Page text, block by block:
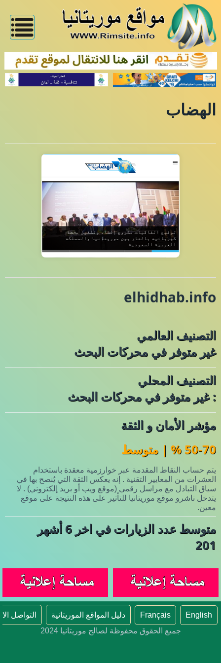
الهضاب
elhidhab.info
التصنيف العالمي
غير متوفر في محركات البحث
التصنيف المحلي
: غير متوفر في محركات البحث
مؤشر الأمان و الثقة
50-70 % | متوسط
يتم حساب النقاط المقدمة عبر خوارزمية معقدة باستخدام
العشرات من المعايير التقنية . إنه يعكس الثقة التي يُنصح بها في
سياق التبادل مع مراسل رقمي (موقع ويب أو بريد إلكتروني) . لا
يتدخل ناشرو موقع موريتانيا للتأثير على هذه النتيجة على موقع
معين.
متوسط عدد الزيارات في اخر 6 أشهر
201
English
Français دليل المواقع الموريتانية
التواصل
جميع الحقوق محفوظة لصالح موريتانيا 2024